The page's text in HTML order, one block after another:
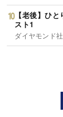
【老後】ひと
スト1
ダイヤモンド